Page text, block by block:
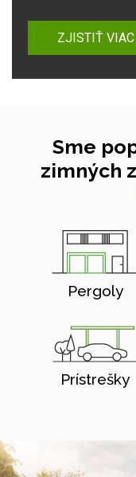
ZJISTIŤ VIAC
Sme
zimných
Pergoly
Prístrešky